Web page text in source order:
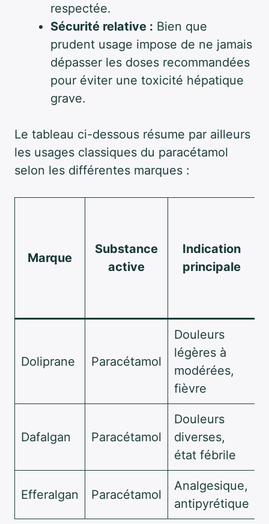
respectée.
Sécurité relative : Bien que
prudent usage impose de ne jamais
dépasser les doses recommandées
pour éviter une toxicité hépatique
grave.
Le tableau ci-dessous résume par ailleurs
les usages classiques du paracétamol
selon les différentes marques :
Marque
Substance
active
Indication
principale
Doliprane Paracétamol
Douleurs
légères à
modérées,
fièvre
Dafalgan Paracétamol
Douleurs
diverses,
état fébrile
Efferalgan Paracétamol
Analgesique,
antipyrétique